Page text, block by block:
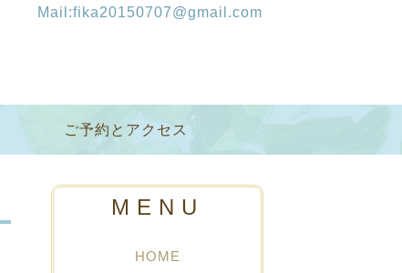
Mail:fika20150707@gmail.com
ご予約とアクセス
MENU
HOME